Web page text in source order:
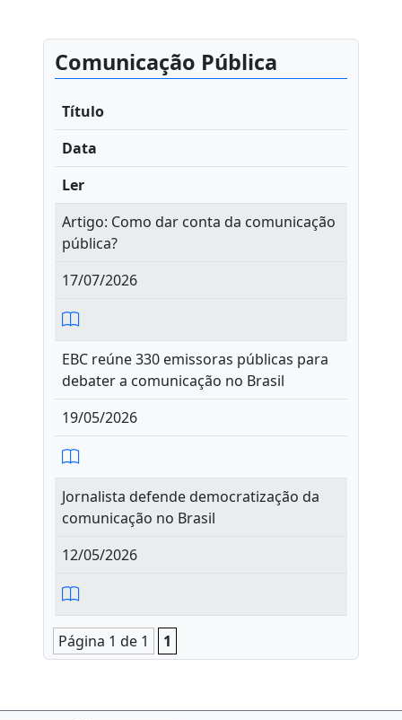
Comunicação Pública
Título
Data
Ler
Artigo: Como dar conta da comunicação
pública?
17/07/2026
EBC reúne 330 emissoras públicas para
debater a comunicação no Brasil
19/05/2026
Jornalista defende democratização da
comunicação no Brasil
12/05/2026
Página 1 de 1 1